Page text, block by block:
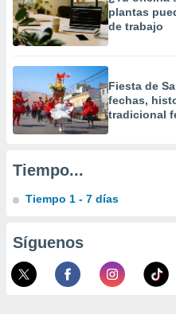
crear un
uso de
contenido
medir el
de la
el
del
o a través
de
uso de
con el
plantas
de trabajo
Fiesta de
fechas,
tradicional
Tiempo...
Tiempo 1 - 7 días
Síguenos